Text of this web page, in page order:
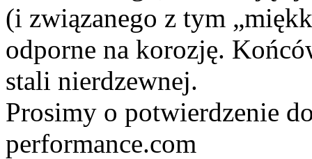
(i związanego z tym
odporne na korozję.
stali nierdzewnej.
Prosimy o potwierdzenie
performance.com